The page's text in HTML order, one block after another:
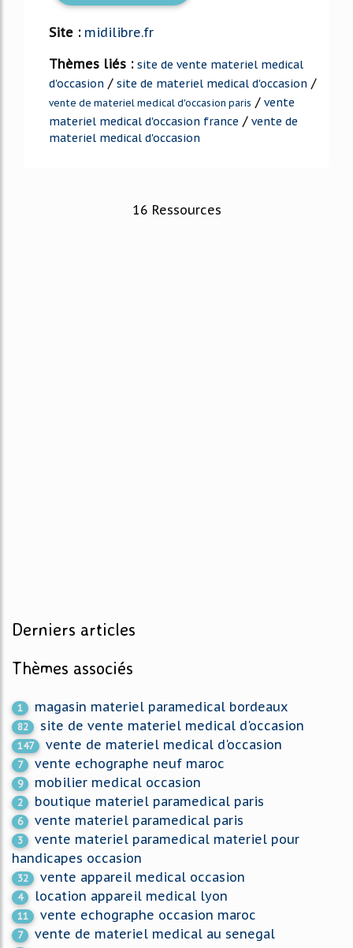
Site : midilibre.fr
Thèmes liés : site de vente materiel medical
d'occasion / site de materiel medical d'occasion /
vente de materiel medical d'occasion paris / vente
materiel medical d'occasion france / vente de
materiel medical d'occasion
16 Ressources
Derniers articles
Thèmes associés
1 magasin materiel paramedical bordeaux
82 site de vente materiel medical d'occasion
147 vente de materiel medical d'occasion
7 vente echographe neuf maroc
9 mobilier medical occasion
2 boutique materiel paramedical paris
6 vente materiel paramedical paris
3
vente materiel paramedical materiel pour
handicapes occasion
32 vente appareil medical occasion
4 location appareil medical lyon
11 vente echographe occasion maroc
7
vente de materiel medical au senegal